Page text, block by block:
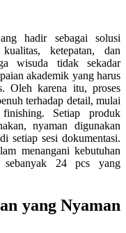
hadir sebagai solusi
ketepatan, dan
wisuda tidak sekadar
akademik yang harus
Oleh karena itu, proses
terhadap detail, mulai
Setiap produk
nyaman digunakan
setiap sesi dokumentasi.
menangani kebutuhan
sebanyak 24 pcs yang
yang Nyaman